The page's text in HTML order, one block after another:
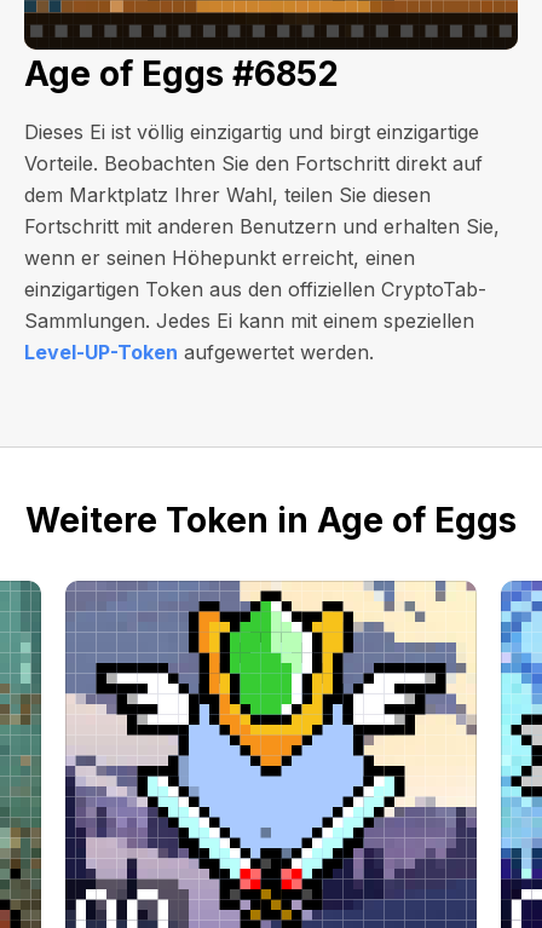
Age of Eggs #6852
Dieses Ei ist völlig einzigartig und birgt einzigartige
Vorteile. Beobachten Sie den Fortschritt direkt auf
dem Marktplatz Ihrer Wahl, teilen Sie diesen
Fortschritt mit anderen Benutzern und erhalten Sie,
wenn er seinen Höhepunkt erreicht, einen
einzigartigen Token aus den offiziellen CryptoTab-
Sammlungen. Jedes Ei kann mit einem speziellen
Level-UP-Token aufgewertet werden.
Weitere Token in Age of Eggs